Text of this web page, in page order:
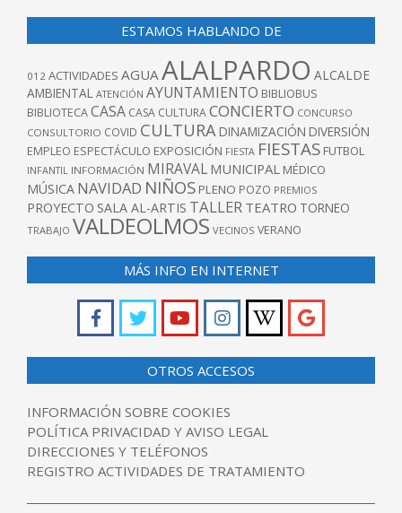
ESTAMOS HABLANDO DE
012 ACTIVIDADES AGUAALALPARDO ALCALDE
AMBIENTAL ATENCIÓN AYUNTAMIENTO BIBLIOBUS
BIBLIOTECACASA CASA CULTURACONCIERTO CONCURSO
CONSULTORIO COVID CULTURA DINAMIZACIÓN DIVERSIÓN
EMPLEO ESPECTÁCULO EXPOSICIÓN FIESTA FIESTAS FUTBOL
INFANTIL INFORMACIÓN MIRAVAL MUNICIPAL MÉDICO
MÚSICA NAVIDAD NIÑOS PLENO POZO PREMIOS
PROYECTO SALA AL-ARTIS TALLER TEATRO TORNEO
TRABAJO VALDEOLMOS VECINOS VERANO
MÁS INFO EN INTERNET
OTROS ACCESOS
INFORMACIÓN SOBRE COOKIES
POLÍTICA PRIVACIDAD Y AVISO LEGAL
DIRECCIONES Y TELÉFONOS
REGISTRO ACTIVIDADES DE TRATAMIENTO